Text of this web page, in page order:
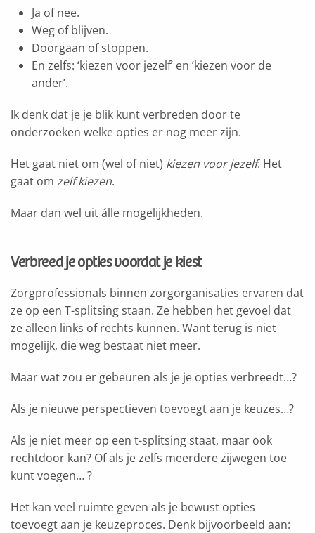
Ja of nee.
Weg of blijven.
Doorgaan of stoppen.
En zelfs: ‘kiezen voor jezelf’ en ‘kiezen voor de
ander’.
Ik denk dat je je blik kunt verbreden door te
onderzoeken welke opties er nog meer zijn.
Het gaat niet om (wel of niet) kiezen voor jezelf. Het
gaat om zelf kiezen.
Maar dan wel uit álle mogelijkheden.
Verbreed je opties voordat je kiest
Zorgprofessionals binnen zorgorganisaties ervaren dat
ze op een T-splitsing staan. Ze hebben het gevoel dat
ze alleen links of rechts kunnen. Want terug is niet
mogelijk, die weg bestaat niet meer.
Maar wat zou er gebeuren als je je opties verbreedt…?
Als je nieuwe perspectieven toevoegt aan je keuzes…?
Als je niet meer op een t-splitsing staat, maar ook
rechtdoor kan? Of als je zelfs meerdere zijwegen toe
kunt voegen… ?
Het kan veel ruimte geven als je bewust opties
toevoegt aan je keuzeproces. Denk bijvoorbeeld aan: